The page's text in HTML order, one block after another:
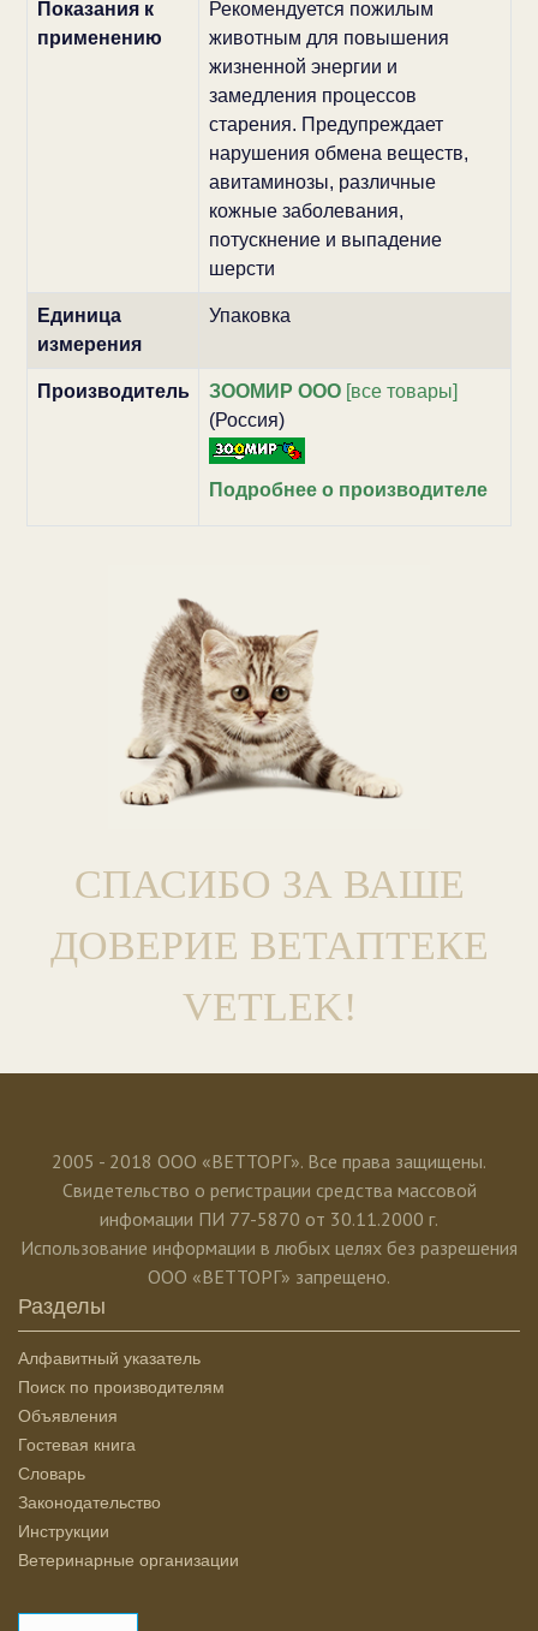
Показания к
применению
Рекомендуется пожилым
животным для повышения
жизненной энергии и
замедления процессов
старения. Предупреждает
нарушения обмена веществ,
авитаминозы, различные
кожные заболевания,
потускнение и выпадение
шерсти
Единица
измерения
Упаковка
Производитель ЗООМИР ООО[все товары]
(Россия)
Подробнее о производителе
СПАСИБО ЗА ВАШЕ
ДОВЕРИЕ ВЕТАПТЕКЕ
VETLEK!
2005 - 2018 ООО «ВЕТТОРГ». Все права защищены.
Свидетельство о регистрации средства массовой
инфомации ПИ 77-5870 от 30.11.2000 г.
Использование информации в любых целях без разрешения
ООО «ВЕТТОРГ» запрещено.
Разделы
Алфавитный указатель
Поиск по производителям
Объявления
Гостевая книга
Словарь
Законодательство
Инструкции
Ветеринарные организации